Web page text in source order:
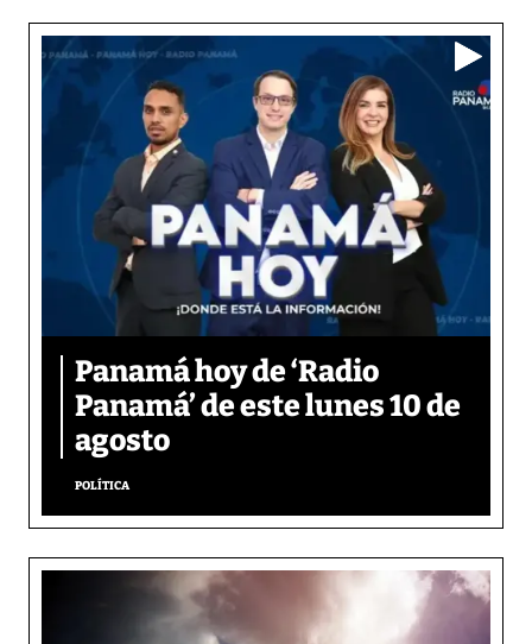
Panamá hoy de ‘Radio
Panamá’ de este lunes 10 de
agosto
POLÍTICA